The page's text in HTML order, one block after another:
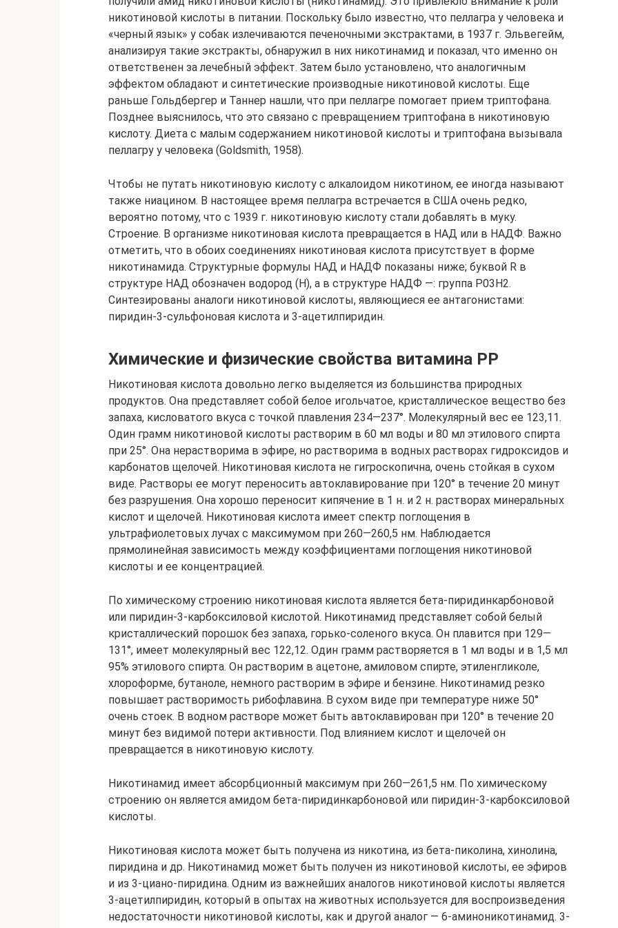
никотиновой кислоты в питании. Поскольку было известно, что пеллагра у человека и
«черный язык» у собак излечиваются печеночными экстрактами, в 1937 г. Эльвегейм,
анализируя такие экстракты, обнаружил в них никотинамид и показал, что именно он
ответственен за лечебный эффект. Затем было установлено, что аналогичным
эффектом обладают и синтетические производные никотиновой кислоты. Еще
раньше Гольдбергер и Таннер нашли, что при пеллагре помогает прием триптофана.
Позднее выяснилось, что это связано с превращением триптофана в никотиновую
кислоту. Диета с малым содержанием никотиновой кислоты и триптофана вызывала
пеллагру у человека (Goldsmith, 1958).
Чтобы не путать никотиновую кислоту с алкалоидом никотином, ее иногда называют
также ниацином. В настоящее время пеллагра встречается в США очень редко,
вероятно потому, что с 1939 г. никотиновую кислоту стали добавлять в муку.
Строение. В организме никотиновая кислота превращается в НАД или в НАДФ. Важно
отметить, что в обоих соединениях никотиновая кислота присутствует в форме
никотинамида. Структурные формулы НАД и НАДФ показаны ниже; буквой R в
структуре НАД обозначен водород (Н), а в структуре НАДФ —: группа Р03Н2.
Синтезированы аналоги никотиновой кислоты, являющиеся ее антагонистами:
пиридин-3-сульфоновая кислота и 3-ацетилпиридин.
Химические и физические свойства витамина РР
Никотиновая кислота довольно легко выделяется из большинства природных
продуктов. Она представляет собой белое игольчатое, кристаллическое вещество без
запаха, кисловатого вкуса с точкой плавления 234—237°. Молекулярный вес ее 123,11.
Один грамм никотиновой кислоты растворим в 60 мл воды и 80 мл этилового спирта
при 25°. Она нерастворима в эфире, но растворима в водных растворах гидроксидов и
карбонатов щелочей. Никотиновая кислота не гигроскопична, очень стойкая в сухом
виде. Растворы ее могут переносить автоклавирование при 120° в течение 20 минут
без разрушения. Она хорошо переносит кипячение в 1 н. и 2 н. растворах минеральных
кислот и щелочей. Никотиновая кислота имеет спектр поглощения в
ультрафиолетовых лучах с максимумом при 260—260,5 нм. Наблюдается
прямолинейная зависимость между коэффициентами поглощения никотиновой
кислоты и ее концентрацией.
По химическому строению никотиновая кислота является бета-пиридинкарбоновой
или пиридин-3-карбоксиловой кислотой. Никотинамид представляет собой белый
кристаллический порошок без запаха, горько-соленого вкуса. Он плавится при 129—
131°, имеет молекулярный вес 122,12. Один грамм растворяется в 1 мл воды и в 1,5 мл
95% этилового спирта. Он растворим в ацетоне, амиловом спирте, этиленгликоле,
хлороформе, бутаноле, немного растворим в эфире и бензине. Никотинамид резко
повышает растворимость рибофлавина. В сухом виде при температуре ниже 50°
очень стоек. В водном растворе может быть автоклавирован при 120° в течение 20
минут без видимой потери активности. Под влиянием кислот и щелочей он
превращается в никотиновую кислоту.
Никотинамид имеет абсорбционный максимум при 260—261,5 нм. По химическому
строению он является амидом бета-пиридинкарбоновой или пиридин-3-карбоксиловой
кислоты.
Никотиновая кислота может быть получена из никотина, из бета-пиколина, хинолина,
пиридина и др. Никотинамид может быть получен из никотиновой кислоты, ее эфиров
и из 3-циано-пиридина. Одним из важнейших аналогов никотиновой кислоты является
3-ацетилпиридин, который в опытах на животных используется для воспроизведения
недостаточности никотиновой кислоты, как и другой аналог — 6-аминоникотинамид. 3-